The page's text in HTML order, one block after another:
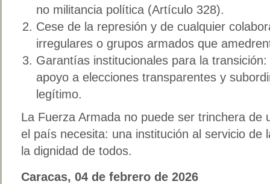
no militancia política (Artículo 328).
Cese de la represión y de cualquier
irregulares o grupos armados que
Garantías institucionales para la
apoyo a elecciones transparentes y
legítimo.
La Fuerza Armada no puede ser trinchera de
el país necesita: una institución al servicio de
la dignidad de todos.
Caracas, 04 de febrero de 2026